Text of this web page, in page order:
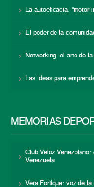
La autoeficacia: “motor
El poder de la
Networking: el arte de la
Las ideas para
MEMORIAS
Club Veloz
Venezuela
Vera Fortique: voz de la